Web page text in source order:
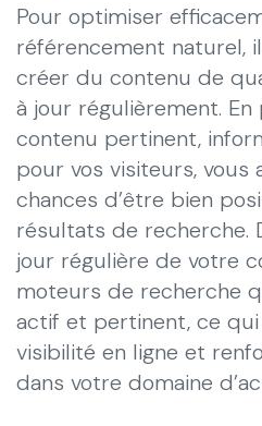
Pour optimiser
référencement naturel,
créer du contenu de
à jour régulièrement.
contenu pertinent,
pour vos visiteurs, vous
chances d’être bien
résultats de recherche.
jour régulière de votre
moteurs de recherche
actif et pertinent, ce
visibilité en ligne et
dans votre domaine